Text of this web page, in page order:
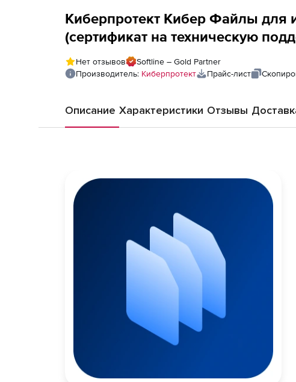
Киберпротект Кибер Файлы для
(сертификат на техническую
Продление на 4 года. Количество
Нет отзывов
Softline – Gold Partner
Производитель: Киберпротект Прайс-лист
Описание Характеристики Отзывы